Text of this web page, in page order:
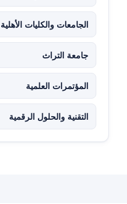
الجامعات والكليات الأهلية
جامعة التراث
المؤتمرات العلمية
التقنية والحلول الرقمية